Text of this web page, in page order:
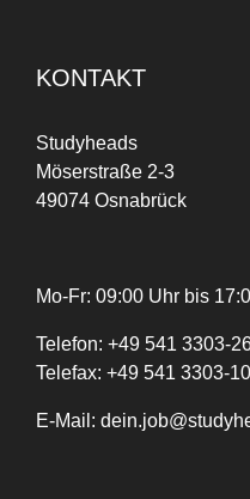
KONTAKT
Studyheads
Möserstraße 2-3
49074 Osnabrück
Mo-Fr: 09:00 Uhr bis
Telefon: +49 541 3303-
Telefax: +49 541 3303-
E-Mail: